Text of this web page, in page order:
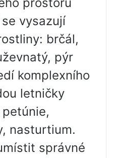
vysazují
brčál,
pýr
komplexního
letničky
nasturtium.
správné